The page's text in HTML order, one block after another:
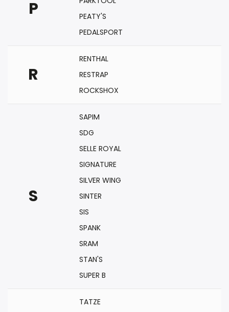
P
PEATY'S
PEDALSPORT
R
RENTHAL
RESTRAP
ROCKSHOX
S
SAPIM
SDG
SELLE ROYAL
SIGNATURE
SILVER WING
SINTER
SIS
SPANK
SRAM
STAN'S
SUPER B
TATZE